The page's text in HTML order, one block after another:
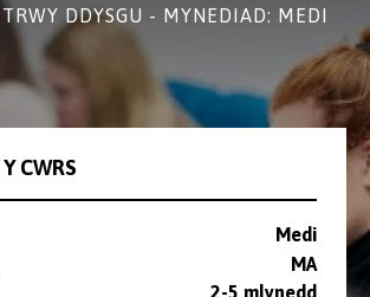
DDYSGU - MYNEDIAD: MEDI
CWRS
Medi
MA